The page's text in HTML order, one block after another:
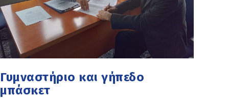
Γυμναστήριο και γήπεδο
μπάσκετ